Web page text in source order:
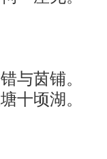
与茵铺。
十顷湖。